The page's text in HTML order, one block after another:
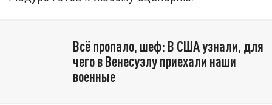
Всё пропало, шеф: В США узнали, для
чего в Венесуэлу приехали наши
военные